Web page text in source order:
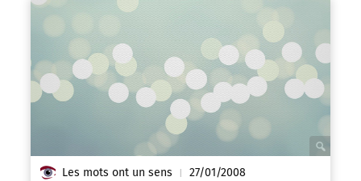
Les mots ont un sens | 27/01/2008